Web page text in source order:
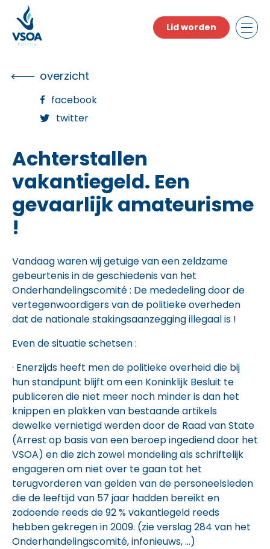
the
content
Lid worden
overzicht
facebook
twitter
Achterstallen
vakantiegeld. Een
gevaarlijk amateurisme
!
Vandaag waren wij getuige van een zeldzame
gebeurtenis in de geschiedenis van het
Onderhandelingscomité : De mededeling door de
vertegenwoordigers van de politieke overheden
dat de nationale stakingsaanzegging illegaal is !
Even de situatie schetsen :
· Enerzijds heeft men de politieke overheid die bij
hun standpunt blijft om een Koninklijk Besluit te
publiceren die niet meer noch minder is dan het
knippen en plakken van bestaande artikels
dewelke vernietigd werden door de Raad van State
(Arrest op basis van een beroep ingediend door het
VSOA) en die zich zowel mondeling als schriftelijk
engageren om niet over te gaan tot het
terugvorderen van gelden van de personeelsleden
die de leeftijd van 57 jaar hadden bereikt en
zodoende reeds de 92 % vakantiegeld reeds
hebben gekregen in 2009. (zie verslag 284 van het
Onderhandelingscomité, infonieuws, …)